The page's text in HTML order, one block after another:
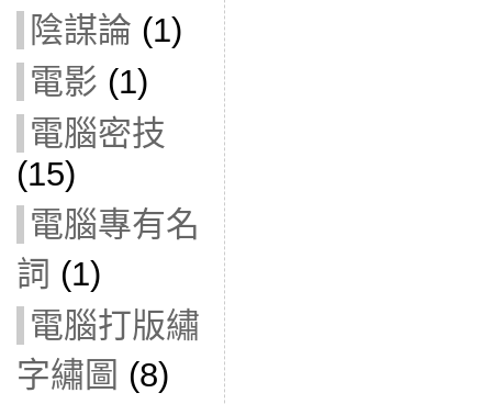
陰謀論 (1)
電影 (1)
電腦密技
(15)
電腦專有名
詞 (1)
電腦打版繡
字繡圖 (8)